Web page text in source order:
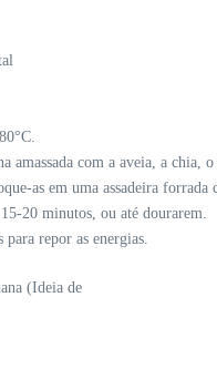
amassada com a aveia, a chia,
as em uma assadeira forrada
20 minutos, ou até dourarem.
para repor as energias.